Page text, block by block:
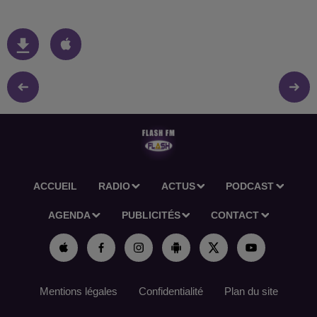
ACCUEIL RADIO ACTUS PODCAST
AGENDA PUBLICITÉS CONTACT
Mentions légales Confidentialité Plan du site